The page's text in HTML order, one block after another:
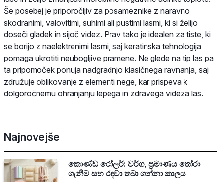
Še posebej je priporočljiv za posameznike z naravno
skodranimi, valovitimi, suhimi ali pustimi lasmi, ki si želijo
doseči gladek in sijoč videz. Prav tako je idealen za tiste, ki
se borijo z naelektrenimi lasmi, saj keratinska tehnologija
pomaga ukrotiti neubogljive pramene. Ne glede na tip las pa
ta pripomoček ponuja nadgradnjo klasičnega ravnanja, saj
združuje oblikovanje z elementi nege, kar prispeva k
dolgoročnemu ohranjanju lepega in zdravega videza las.
Najnovejše
කොණ්ඩ රෝලර්: වර්ග, ප්‍රමාණය තෝරා
ගැනීම සහ රඳවා තබා ගන්නා කාලය